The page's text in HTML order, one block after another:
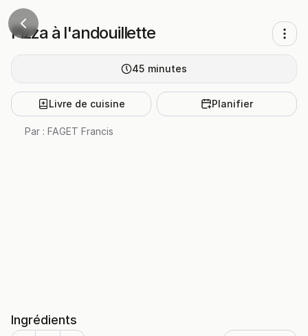
Pizza à l'andouillette
45 minutes
Livre de cuisine Planifier
Par : FAGET Francis
Ingrédients